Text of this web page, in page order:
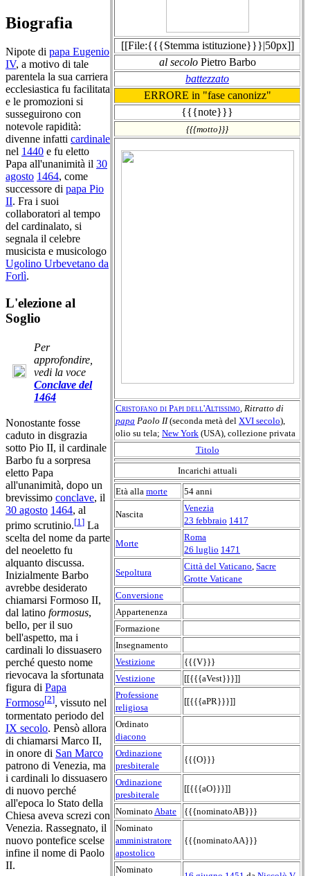
[[File:{{{Stemma istituzione}}}|50px]]
al secoloPietro Barbo
battezzato
ERRORE in "fase canonizz"
{{{note}}}
{{{motto}}}
Cristofano di Papi dell'Altissimo Ritratto di
papa Paolo II(seconda metà del XVI secolo),
olio su tela; New York (USA), collezione privata
Titolo
Incarichi attuali
Età alla morte 54 anni
Nascita
Venezia
23 febbraio 1417
Morte
Roma
26 luglio 1471
Sepoltura
Città del Vaticano Sacre
Grotte Vaticane
Conversione
Appartenenza
Formazione
Insegnamento
Vestizione
{{{V}}}
Vestizione
[[{{{aVest}}}]]
Professione
religiosa
[[{{{aPR}}}]]
Ordinato
diacono
Ordinazione
presbiterale
{{{O}}}
Ordinazione
presbiterale
[[{{{aO}}}]]
Nominato Abate
{{{nominatoAB}}}
Nominato
amministratore
apostolico
{{{nominatoAA}}}
Nominato
Biografia
Nipote di papa Eugenio
IV, a motivo di tale
parentela la sua carriera
ecclesiastica fu facilitata
e le promozioni si
susseguirono con
notevole rapidità:
divenne infatti cardinale
nel 1440 e fu eletto
Papa all'unanimità il 30
agosto 1464, come
successore di papa Pio
II. Fra i suoi
collaboratori al tempo
del cardinalato, si
segnala il celebre
musicista e musicologo
Ugolino Urbevetano da
Forlì.
L'elezione al
Soglio
Per
approfondire,
vedi la voce
Conclave del
1464
Nonostante fosse
caduto in disgrazia
sotto Pio II, il cardinale
Barbo fu a sorpresa
eletto Papa
all'unanimità, dopo un
brevissimo conclave, il
30 agosto 1464, al
primo scrutinio.[1 ] La
scelta del nome da parte
del neoeletto fu
alquanto discussa.
Inizialmente Barbo
avrebbe desiderato
chiamarsi Formoso II,
dal latino formosus,
bello, per il suo
bell'aspetto, ma i
cardinali lo dissuasero
perché questo nome
rievocava la sfortunata
figura di Papa
Formoso[2], vissuto nel
tormentato periodo del
IX secolo. Pensò allora
di chiamarsi Marco II,
in onore di San Marco
patrono di Venezia, ma
i cardinali lo dissuasero
di nuovo perché
all'epoca lo Stato della
Chiesa aveva screzi con
Venezia. Rassegnato, il
nuovo pontefice scelse
infine il nome di Paolo
II.